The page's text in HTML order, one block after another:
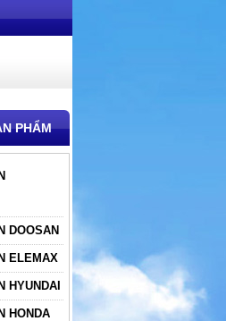
PHẨM
DOOSAN
ELEMAX
HYUNDAI
HONDA